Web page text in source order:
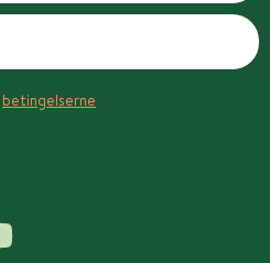
betingelserne